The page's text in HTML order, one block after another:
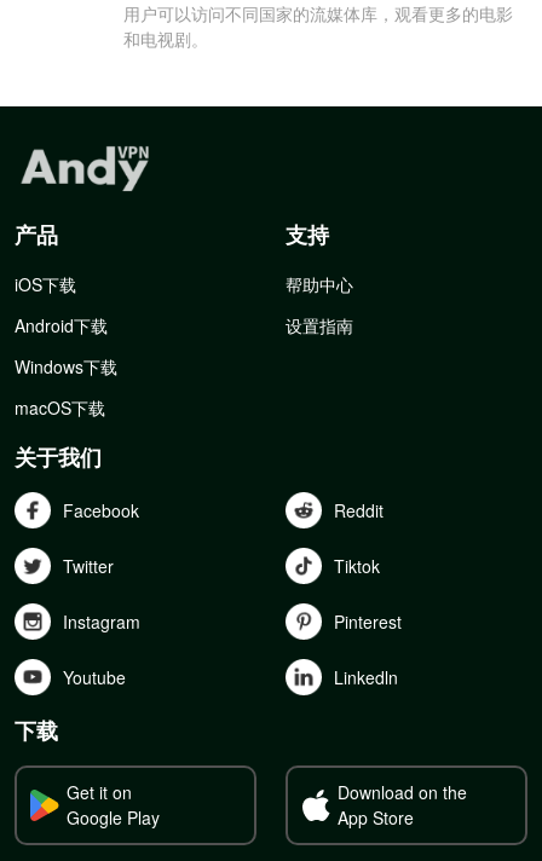
用户可以访问不同国家的流媒体库，观看更多的电影
和电视剧。
产品
iOS下载
Android下载
Windows下载
macOS下载
支持
帮助中心
设置指南
关于我们
Facebook Reddit
Twitter Tiktok
Instagram Pinterest
Youtube Linkedln
下载
Get it on
Google Play
Download on the
App Store